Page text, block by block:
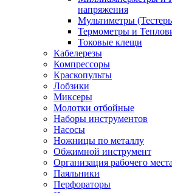
напряжения
Мультиметры
Термометры и
Токовые клещи
Кабелерезы
Компрессоры
Краскопульты
Лобзики
Миксеры
Молотки отбойные
Наборы инструментов
Насосы
Ножницы по металлу
Обжимной инструмент
Организация рабочего места
Паяльники
Перфораторы